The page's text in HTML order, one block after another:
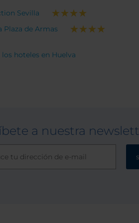
una noche, de pedir
a cambio de 2 bebidas
Sevilla
Plaza de Armas
hoteles en Huelva
a nuestra